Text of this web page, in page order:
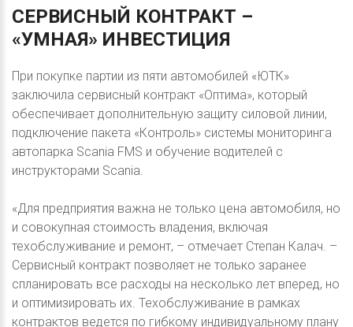
СЕРВИСНЫЙ КОНТРАКТ –
«УМНАЯ» ИНВЕСТИЦИЯ
При покупке партии из пяти автомобилей «ЮТК»
заключила сервисный контракт «Оптима», который
обеспечивает дополнительную защиту силовой линии,
подключение пакета «Контроль» системы мониторинга
автопарка Scania FMS и обучение водителей с
инструкторами Scania.
«Для предприятия важна не только цена автомобиля, но
и совокупная стоимость владения, включая
техобслуживание и ремонт, – отмечает Степан Калач. –
Сервисный контракт позволяет не только заранее
спланировать все расходы на несколько лет вперед, но
и оптимизировать их. Техобслуживание в рамках
контрактов ведется по гибкому индивидуальному плану